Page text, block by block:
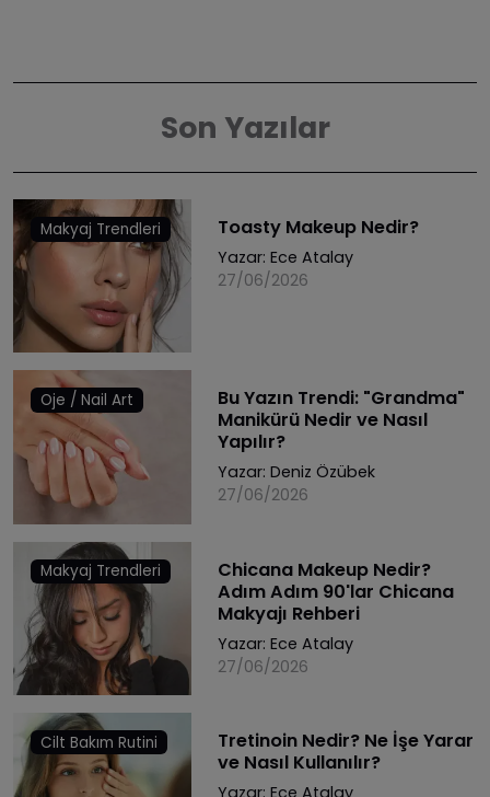
Son Yazılar
Makyaj Trendleri Toasty Makeup Nedir?
Yazar: Ece Atalay
27/06/2026
Oje / Nail Art
Bu Yazın Trendi: "Grandma"
Manikürü Nedir ve Nasıl
Yapılır?
Yazar: Deniz Özübek
27/06/2026
Makyaj Trendleri
Chicana Makeup Nedir?
Adım Adım 90'lar Chicana
Makyajı Rehberi
Yazar: Ece Atalay
27/06/2026
Cilt Bakım Rutini
Tretinoin Nedir? Ne İşe Yarar
ve Nasıl Kullanılır?
Yazar: Ece Atalay